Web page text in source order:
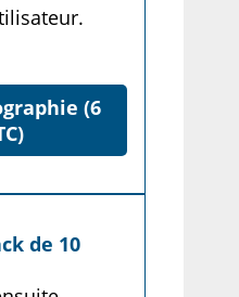
(6
de 10